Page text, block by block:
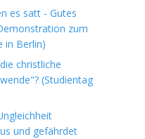
es satt - Gutes
zum
in Berlin)
christliche
(Studientag
und gefährdet